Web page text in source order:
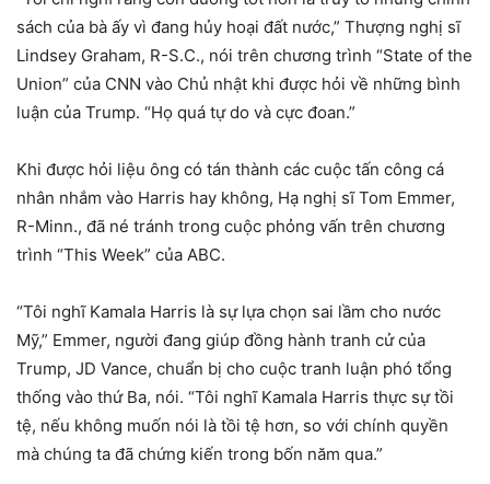
sách của bà ấy vì đang hủy hoại đất nước,” Thượng nghị sĩ
Lindsey Graham, R-S.C., nói trên chương trình “State of the
Union” của CNN vào Chủ nhật khi được hỏi về những bình
luận của Trump. “Họ quá tự do và cực đoan.”
Khi được hỏi liệu ông có tán thành các cuộc tấn công cá
nhân nhắm vào Harris hay không, Hạ nghị sĩ Tom Emmer,
R-Minn., đã né tránh trong cuộc phỏng vấn trên chương
trình “This Week” của ABC.
“Tôi nghĩ Kamala Harris là sự lựa chọn sai lầm cho nước
Mỹ,” Emmer, người đang giúp đồng hành tranh cử của
Trump, JD Vance, chuẩn bị cho cuộc tranh luận phó tổng
thống vào thứ Ba, nói. “Tôi nghĩ Kamala Harris thực sự tồi
tệ, nếu không muốn nói là tồi tệ hơn, so với chính quyền
mà chúng ta đã chứng kiến trong bốn năm qua.”